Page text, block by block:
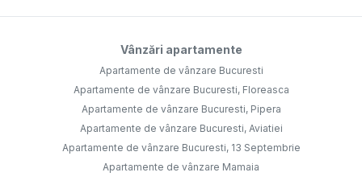
Vânzări apartamente
Apartamente de vânzare Bucuresti
Apartamente de vânzare Bucuresti, Floreasca
Apartamente de vânzare Bucuresti, Pipera
Apartamente de vânzare Bucuresti, Aviatiei
Apartamente de vânzare Bucuresti, 13 Septembrie
Apartamente de vânzare Mamaia